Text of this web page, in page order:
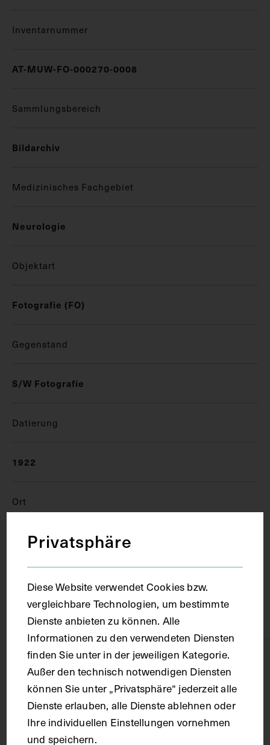
Inventarnummer
AT-MUW-FO-000270-0008
Sammlungsbereich
Bildarchiv
Medizinisches Fachgebiet
Neurologie
Objektart
Fotografie (FO)
Gegenstand
S/W Fotografie
Datierung
1922
Ort
Wien
Karton
Technik
Maße
Privatsphäre
Diese Website verwendet Cookies bzw.
vergleichbare Technologien, um bestimmte
Dienste anbieten zu können. Alle
Informationen zu den verwendeten Diensten
finden Sie unter in der jeweiligen Kategorie.
Außer den technisch notwendigen Diensten
können Sie unter „Privatsphäre“ jederzeit alle
Dienste erlauben, alle Dienste ablehnen oder
Ihre individuellen Einstellungen vornehmen
und speichern.